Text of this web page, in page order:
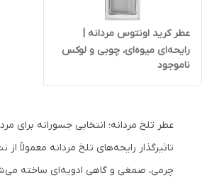
عطر کرید اونتوس مردانه |
رایحه‌ای میوه‌ای، چوبی و لوکس
ناموجود
عطر تلخ مردانه؛ انتخابی جسورانه برای
تاثیرگذار رایحه‌های تلخ مردانه معمولاً
چرمی، صمغی و گاهی ادویه‌ای ساخته